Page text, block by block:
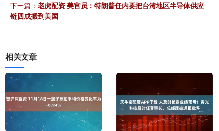
下一篇： 老虎配资 美官员：特朗普任内要把台湾地区半导体供应
链四成搬到美国
相关文章